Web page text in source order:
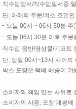
직수입양서/직수입일서중
단, 아래의 주문/취소 조건
오늘 00시 ~ 06시 30분
오늘 06시 30분 이후 주
직수입 음반/영상물/기프트
단, 당일 00시~13시 사이의
박스 포장은 택배 배송이
소비자의 책임 있는 사유로
소비자의 사용, 포장 개봉